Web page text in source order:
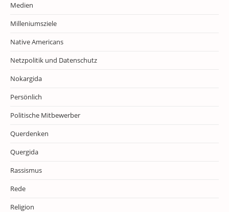
Medien
Milleniumsziele
Native Americans
Netzpolitik und Datenschutz
Nokargida
Persönlich
Politische Mitbewerber
Querdenken
Quergida
Rassismus
Rede
Religion